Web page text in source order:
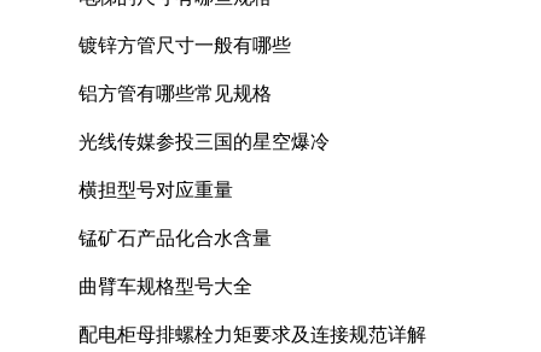
镀锌方管尺寸一般有哪些
铝方管有哪些常见规格
光线传媒参投三国的星空爆冷
横担型号对应重量
锰矿石产品化合水含量
曲臂车规格型号大全
配电柜母排螺栓力矩要求及连接规范详解